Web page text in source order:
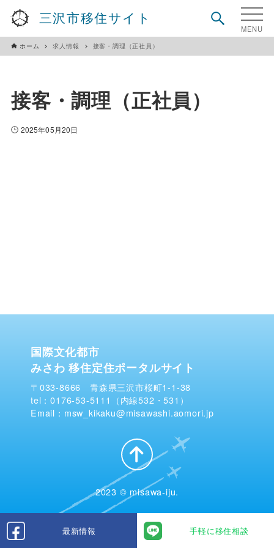
三沢市移住サイト
最新情報 手軽に移住相談
ホーム 求人情報 接客・調理（正社員）
接客・調理（正社員）
2025年05月20日
国際文化都市
みさわ 移住定住ポータルサイト
〒033-8666 青森県三沢市桜町1-1-38
tel：0176-53-5111（内線532・531）
Email：msw_kikaku@misawashi.aomori.jp
2023 © misawa-iju.